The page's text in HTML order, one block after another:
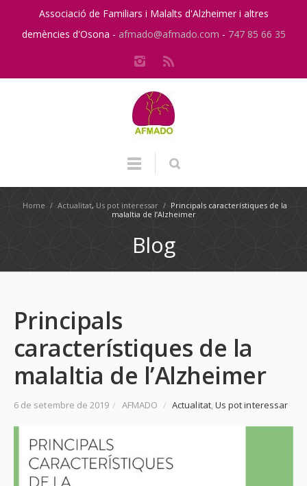
Associació de Familiars i Malalts d'Alzheimer i altres
demències d'Osona - afmado@afmado.com - 747 85 66 35
Home / Actualitat, Us pot interessar / Principals característiques de la
malaltia de l’Alzheimer
Blog
Principals
característiques de la
malaltia de l’Alzheimer
6 de setembre de 2019 / AFMADO / Actualitat,Us pot interessar